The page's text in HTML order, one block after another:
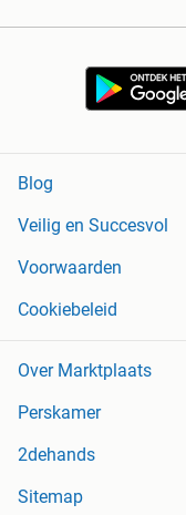
Blog
Veilig en Succesvol
Voorwaarden
Cookiebeleid
Over Marktplaats
Perskamer
2dehands
Sitemap